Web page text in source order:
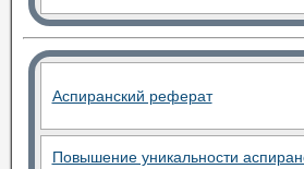
Аспиранский реферат
Повышение уникальности